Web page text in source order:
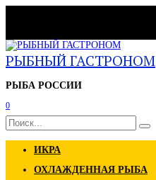
РЫБНЫЙ ГАСТРОНОМ
РЫБА РОССИИ
0
Search
for:
ИКРА
ОХЛАЖДЕННАЯ РЫБА